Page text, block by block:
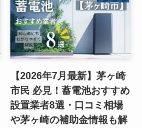
【2026年7月最新】茅ヶ崎
市民 必見！蓄電池おすすめ
設置業者8選・口コミ相場
や茅ヶ崎の補助金情報も解